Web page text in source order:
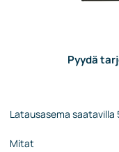
Pyydä
Latausasema saatavilla
Mitat